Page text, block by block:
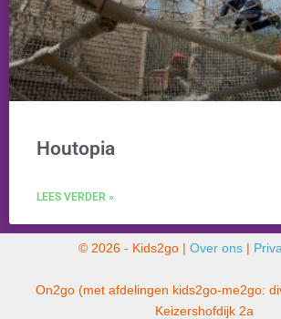
Houtopia
LEES VERDER »
© 2026 - Kids2go | Over ons |
On2go (met afdelingen kids2go-me2go:
Keizershofdijk 2a